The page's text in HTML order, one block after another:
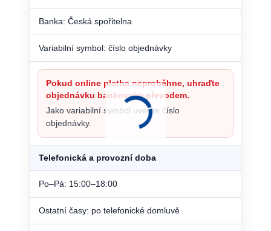
Banka: Česká spořitelna
Variabilní symbol: číslo objednávky
Pokud online platba neproběhne, uhraďte
objednávku bankovním převodem.
Jako variabilní symbol uveďte číslo
objednávky.
Telefonická a provozní doba
Po–Pá: 15:00–18:00
Ostatní časy: po telefonické domluvě